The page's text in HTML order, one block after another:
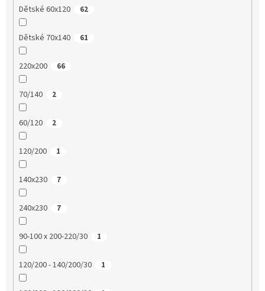
Dětské 60x120 62
Dětské 70x140 61
220x200 66
70/140 2
60/120 2
120/200 1
140x230 7
240x230 7
90-100 x 200-220/30 1
120/200 - 140/200/30 1